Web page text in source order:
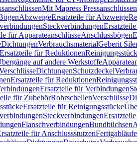
Mit Mapress Pressanschlüssen
AbzweigeErsatzteile für Abzweige
Steckverbindungen
für ApparateanschlüsseAnschlussbögen
DichtungenVerbrauchsmaterialGeberit
Ersatzteile für Reduktionen
auf andere Werkstoffe
DichtungenSchutzdeckel
Ersatzteile für Reduktionen
Ersatzteile für Verbindungen
für ZubehörRohrschellenVerschlüsse
Ersatzteile für Reinigungsstücke
Steckverbindungen
FlanschverbindungenBundbüchsen
für AnschlussstutzenFertigabläufe